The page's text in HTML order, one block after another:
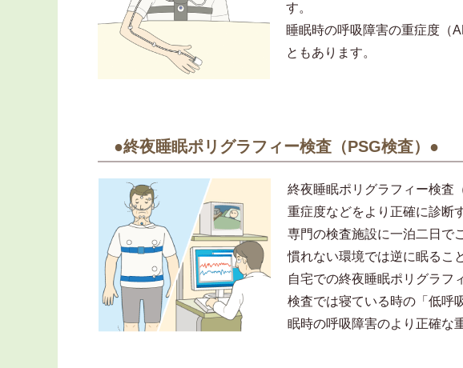
す。
睡眠時の呼吸障害の重症度（
ともあります。
●終夜睡眠ポリグラフィー検査（PSG検査）●
終夜睡眠ポリグラフィー検査
重症度などをより正確に診断
専門の検査施設に一泊二日で
慣れない環境では逆に眠るこ
自宅での終夜睡眠ポリグラフ
検査では寝ている時の「低呼
眠時の呼吸障害のより正確な